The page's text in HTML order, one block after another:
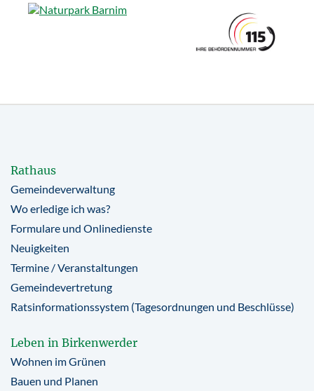
Rathaus
Gemeindeverwaltung
Wo erledige ich was?
Formulare und Onlinedienste
Neuigkeiten
Termine / Veranstaltungen
Gemeindevertretung
Ratsinformationssystem (Tagesordnungen und Beschlüsse)
Leben in Birkenwerder
Wohnen im Grünen
Bauen und Planen